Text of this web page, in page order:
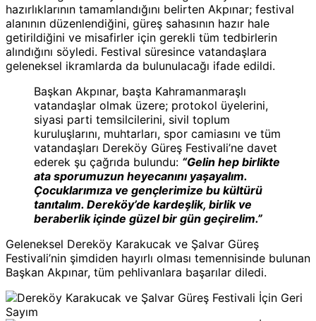
hazırlıklarının tamamlandığını belirten Akpınar; festival
alanının düzenlendiğini, güreş sahasının hazır hale
getirildiğini ve misafirler için gerekli tüm tedbirlerin
alındığını söyledi. Festival süresince vatandaşlara
geleneksel ikramlarda da bulunulacağı ifade edildi.
Başkan Akpınar, başta Kahramanmaraşlı
vatandaşlar olmak üzere; protokol üyelerini,
siyasi parti temsilcilerini, sivil toplum
kuruluşlarını, muhtarları, spor camiasını ve tüm
vatandaşları Dereköy Güreş Festivali’ne davet
ederek şu çağrıda bulundu: “Gelin hep birlikte
ata sporumuzun heyecanını yaşayalım.
Çocuklarımıza ve gençlerimize bu kültürü
tanıtalım. Dereköy’de kardeşlik, birlik ve
beraberlik içinde güzel bir gün geçirelim.”
Geleneksel Dereköy Karakucak ve Şalvar Güreş
Festivali’nin şimdiden hayırlı olması temennisinde bulunan
Başkan Akpınar, tüm pehlivanlara başarılar diledi.